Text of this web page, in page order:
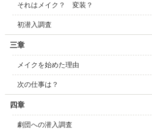
それはメイク？ 変装？
初潜入調査
三章
メイクを始めた理由
次の仕事は？
四章
劇団への潜入調査